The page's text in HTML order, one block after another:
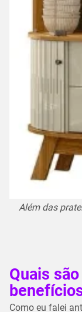
Além das
Quais
Como eu falei